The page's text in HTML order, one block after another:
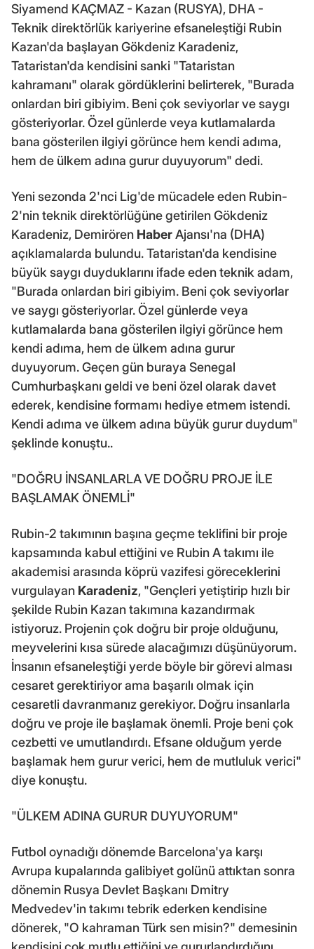
Siyamend KAÇMAZ - Kazan (RUSYA), DHA -
Teknik direktörlük kariyerine efsaneleştiği Rubin
Kazan'da başlayan Gökdeniz Karadeniz,
Tataristan'da kendisini sanki "Tataristan
kahramanı" olarak gördüklerini belirterek, "Burada
onlardan biri gibiyim. Beni çok seviyorlar ve saygı
gösteriyorlar. Özel günlerde veya kutlamalarda
bana gösterilen ilgiyi görünce hem kendi adıma,
hem de ülkem adına gurur duyuyorum" dedi.
Yeni sezonda 2'nci Lig'de mücadele eden Rubin-
2'nin teknik direktörlüğüne getirilen Gökdeniz
Karadeniz, Demirören HaberAjansı'na (DHA)
açıklamalarda bulundu. Tataristan'da kendisine
büyük saygı duyduklarını ifade eden teknik adam,
"Burada onlardan biri gibiyim. Beni çok seviyorlar
ve saygı gösteriyorlar. Özel günlerde veya
kutlamalarda bana gösterilen ilgiyi görünce hem
kendi adıma, hem de ülkem adına gurur
duyuyorum. Geçen gün buraya Senegal
Cumhurbaşkanı geldi ve beni özel olarak davet
ederek, kendisine formamı hediye etmem istendi.
Kendi adıma ve ülkem adına büyük gurur duydum"
şeklinde konuştu..
"DOĞRU İNSANLARLA VE DOĞRU PROJE İLE
BAŞLAMAK ÖNEMLİ"
Rubin-2 takımının başına geçme teklifini bir proje
kapsamında kabul ettiğini ve Rubin A takımı ile
akademisi arasında köprü vazifesi göreceklerini
vurgulayan Karadeniz, "Gençleri yetiştirip hızlı bir
şekilde Rubin Kazan takımına kazandırmak
istiyoruz. Projenin çok doğru bir proje olduğunu,
meyvelerini kısa sürede alacağımızı düşünüyorum.
İnsanın efsaneleştiği yerde böyle bir görevi alması
cesaret gerektiriyor ama başarılı olmak için
cesaretli davranmanız gerekiyor. Doğru insanlarla
doğru ve proje ile başlamak önemli. Proje beni çok
cezbetti ve umutlandırdı. Efsane olduğum yerde
başlamak hem gurur verici, hem de mutluluk verici"
diye konuştu.
"ÜLKEM ADINA GURUR DUYUYORUM"
Futbol oynadığı dönemde Barcelona'ya karşı
Avrupa kupalarında galibiyet golünü attıktan sonra
dönemin Rusya Devlet Başkanı Dmitry
Medvedev'in takımı tebrik ederken kendisine
dönerek, "O kahraman Türk sen misin?" demesinin